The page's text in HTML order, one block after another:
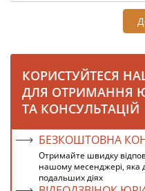
КОРИСТУЙТЕСЯ
ДЛЯ ОТРИМАННЯ
ТА КОНСУЛЬТАЦІЙ
БЕЗКОШТОВНА
Отримайте швидку
нашому месенджері, яка
подальших діях